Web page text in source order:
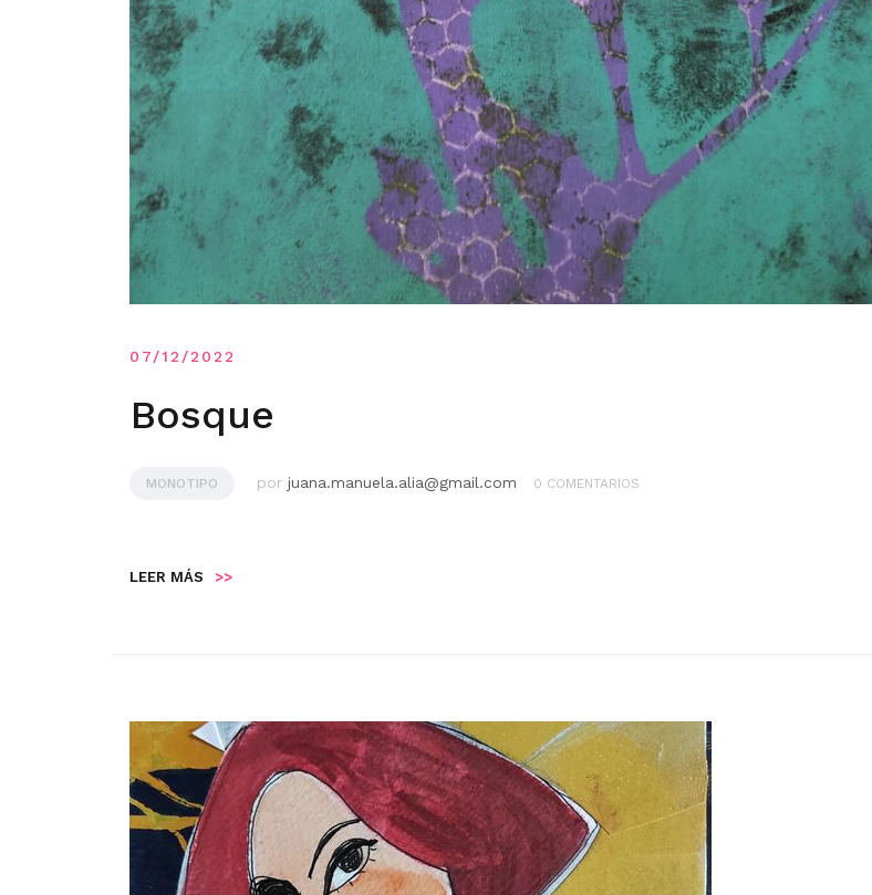
07/12/2022
Bosque
MONOTIPO por juana.manuela.alia@gmail.com 0 COMENTARIOS
LEER MÁS >>